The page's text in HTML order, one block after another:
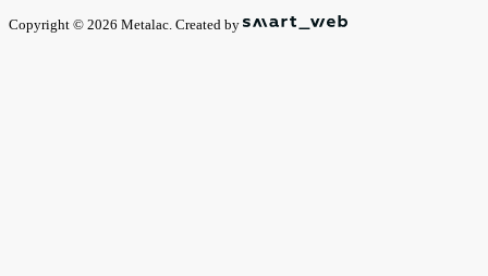
Copyright © 2026 Metalac. Created by